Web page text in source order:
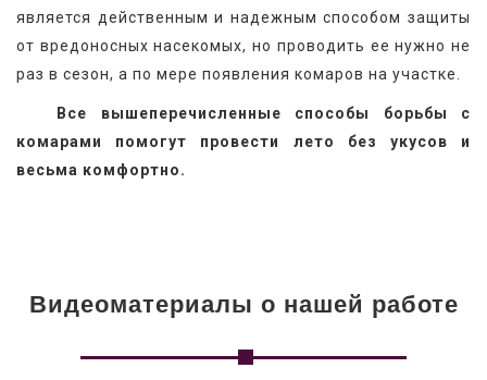
является действенным и надежным способом защиты
от вредоносных насекомых, но проводить ее нужно не
раз в сезон, а по мере появления комаров на участке.
Все вышеперечисленные способы борьбы с
комарами помогут провести лето без укусов и
весьма комфортно.
Видеоматериалы о нашей работе